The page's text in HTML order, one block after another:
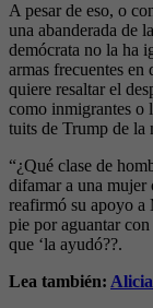
A pesar de eso, o
una abanderada de
demócrata no la ha
armas frecuentes en
quiere resaltar el
como inmigrantes o
tuits de Trump de la
“¿Qué clase de
difamar a una mujer
reafirmó su apoyo a
pie por aguantar
que ‘la ayudó??.
Lea también: